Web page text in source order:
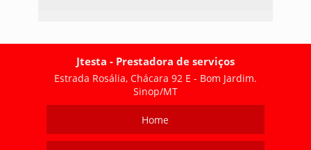
Jtesta - Prestadora de serviços
Estrada Rosália, Chácara 92 E - Bom Jardim.
Sinop/MT
Home